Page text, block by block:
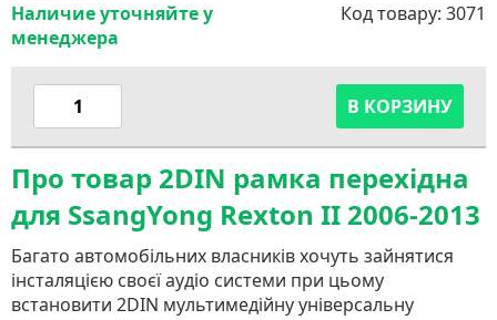
Наличие уточняйте у
менеджера
Код товару: 3071
В КОРЗИНУ
Про товар 2DIN рамка перехідна
для SsangYong Rexton II 2006-2013
Багато автомобільних власників хочуть зайнятися
інсталяцією своєї аудіо системи при цьому
встановити 2DIN мультимедійну універсальну